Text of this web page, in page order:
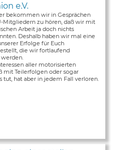
e.V.
bekommen wir in Gesprächen
Mitgliedern zu hören, daß wir mit
Arbeit ja doch nichts
Deshalb haben wir mal eine
Erfolge für Euch
die wir fortlaufend
aller motorisierten
mit Teilerfolgen oder sogar
hat aber in jedem Fall verloren.